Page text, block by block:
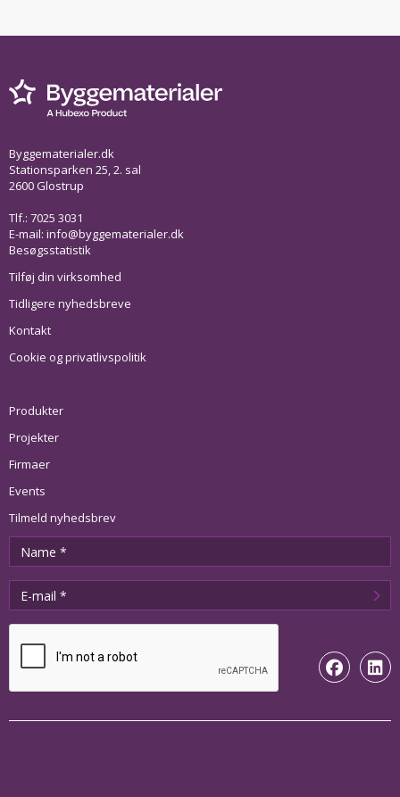
Byggematerialer.dk
Stationsparken 25, 2. sal
2600 Glostrup
Tlf.: 7025 3031
E-mail: info@byggematerialer.dk
Besøgsstatistik
Tilføj din virksomhed
Tidligere nyhedsbreve
Kontakt
Cookie og privatlivspolitik
Produkter
Projekter
Firmaer
Events
Tilmeld nyhedsbrev